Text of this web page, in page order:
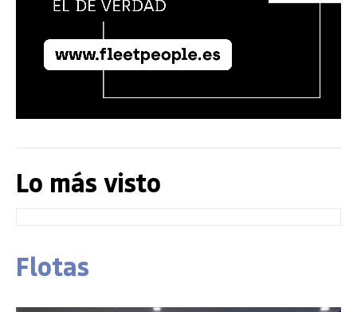
Lo más visto
Flotas